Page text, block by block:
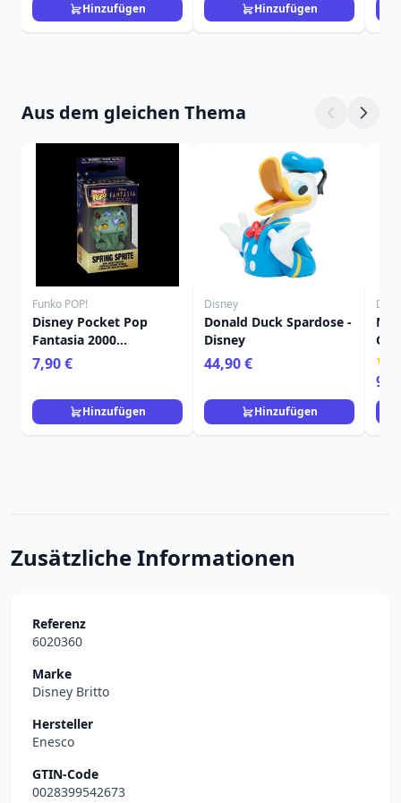
Hinzufügen Hinzufügen
Aus dem gleichen Thema
Funko POP!
Disney Pocket Pop
Fantasia 2000
Frühlingsfee
7,90 €
Hinzufügen
Disney
Donald Duck Spardose -
Disney
44,90 €
Hinzufügen
Zusätzliche Informationen
Referenz
6020360
Marke
Disney Britto
Hersteller
Enesco
GTIN-Code
0028399542673